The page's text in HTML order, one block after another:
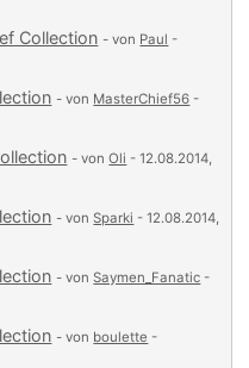
Collection - von Paul -
- von MasterChief56 -
- vonOli - 12.08.2014,
- vonSparki - 12.08.2014,
- vonSaymen_Fanatic -
- von boulette -